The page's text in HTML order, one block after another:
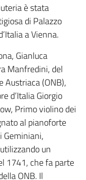
è stata
di Palazzo
a Vienna.
Gianluca
Manfredini, del
Austriaca (ONB),
d’Italia Giorgio
Primo violino dei
al pianoforte
Geminiani,
un
1741, che fa parte
ONB. Il